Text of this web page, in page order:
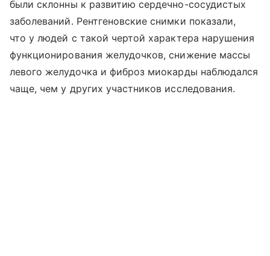
были склонны к развитию сердечно-сосудистых
заболеваний. Рентгеновские снимки показали,
что у людей с такой чертой характера нарушения
функционирования желудочков, снижение массы
левого желудочка и фиброз миокарды наблюдался
чаще, чем у других участников исследования.